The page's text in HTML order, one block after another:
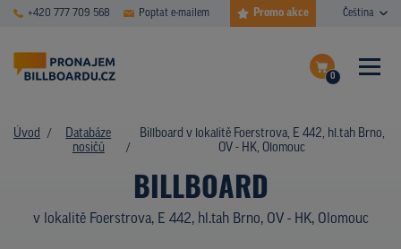
+420 777 709 568 Poptat e-mailem Promo akce Čeština
0
Dokončit poptávku
ČASTÉ DOTAZY
PLOCHY V AKCI
Úvod
Databáze
nosičů
Billboard v lokalitě Foerstrova, E 442, hl.tah Brno,
OV - HK, Olomouc
BILLBOARD
v lokalitě Foerstrova, E 442, hl.tah Brno, OV - HK, Olomouc